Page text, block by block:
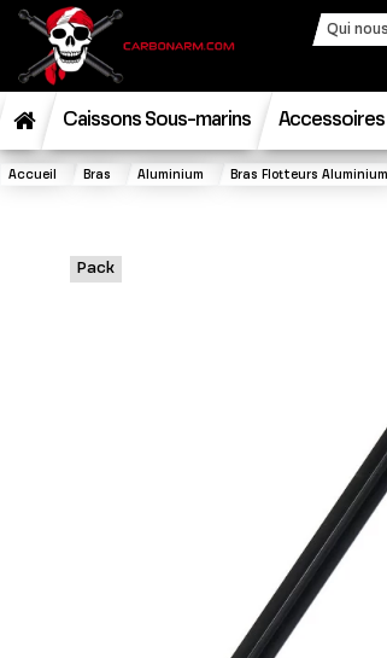
Qui
Caissons Sous-marins Accessoires
Accueil Bras Aluminium Bras Flotteurs Aluminium
Pack